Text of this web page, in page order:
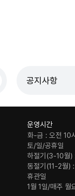
공지사항
운영시간
화-금 : 오전 10
토/일/공휴일
하절기(3-10월)
동절기(11-2월)
휴관일
1월 1일/매주 월